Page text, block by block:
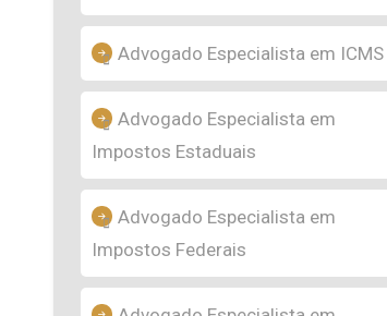
Advogado Especialista em ICMS
Advogado Especialista em
Impostos Estaduais
Advogado Especialista em
Impostos Federais